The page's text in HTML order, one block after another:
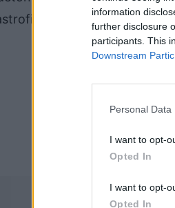
information
further disclosure
participants. This
Downstream
Personal
I want to opt-
Opted In
I want to opt-
Opted In